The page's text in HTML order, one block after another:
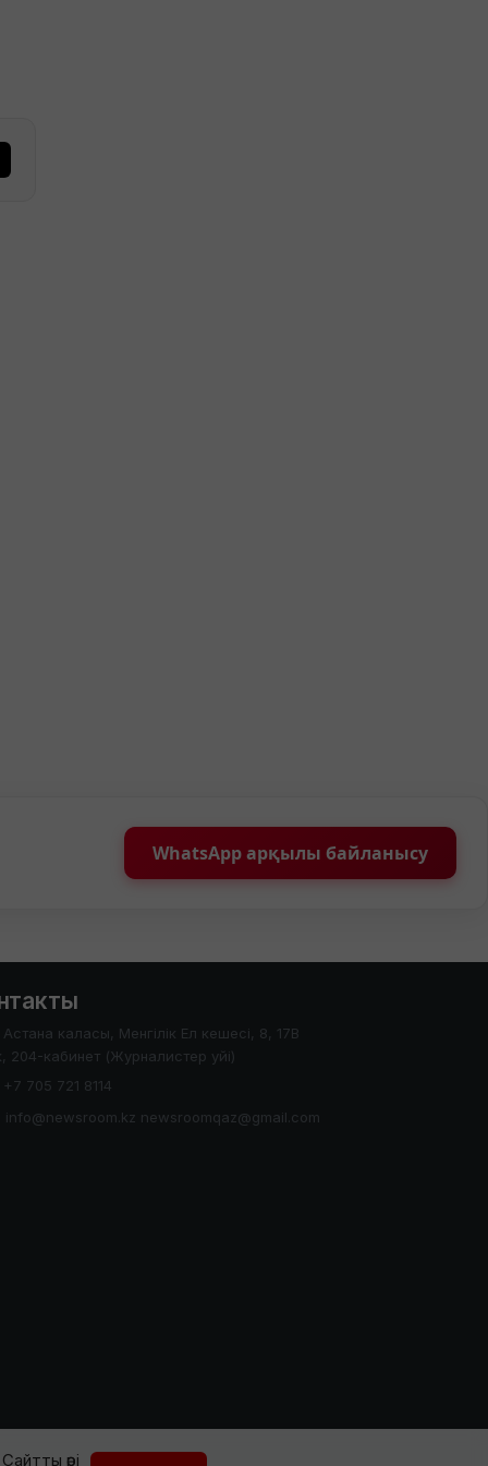
әрі
WhatsApp арқылы байланысу
Астана каласы, Менгілік Ел кешесі, 8, 17В
204-кабинет (Журналистер уйі)
+7 705 721 8114
info@newsroom.kz newsroomqaz@gmail.com